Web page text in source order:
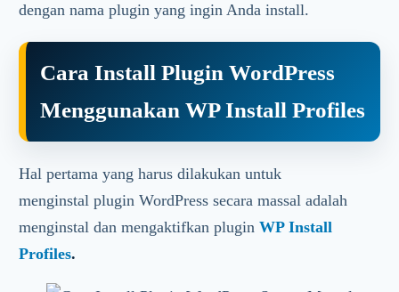
dengan nama plugin yang ingin Anda install.
Cara Install Plugin WordPress
Menggunakan WP Install Profiles
Hal pertama yang harus dilakukan untuk
menginstal plugin WordPress secara massal adalah
menginstal dan mengaktifkan pluginWP Install
Profiles.